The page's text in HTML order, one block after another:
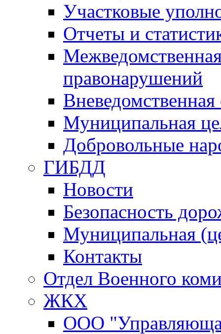
Участковые
Отчеты и
правонарушений
Вневедомственная
Муниципальная
Добровольные
ГИБДД
Новости
Безопасность
Муниципальная
Контакты
Отдел Военного
ЖКХ
ООО